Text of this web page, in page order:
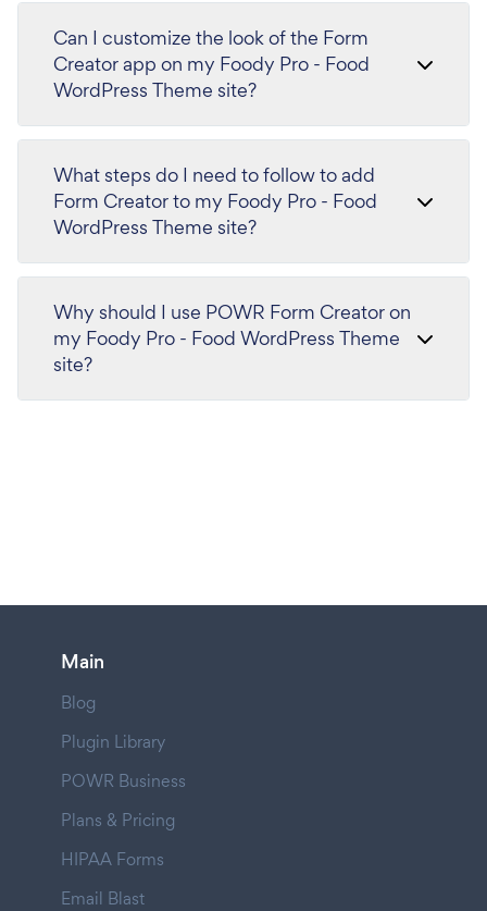
Can I customize the look of the Form
Creator app on my Foody Pro - Food
WordPress Theme site?
What steps do I need to follow to add
Form Creator to my Foody Pro - Food
WordPress Theme site?
Why should I use POWR Form Creator on
my Foody Pro - Food WordPress Theme
site?
Main
Blog
Plugin Library
POWR Business
Plans & Pricing
HIPAA Forms
Email Blast